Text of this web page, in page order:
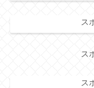
ス
ス
ス